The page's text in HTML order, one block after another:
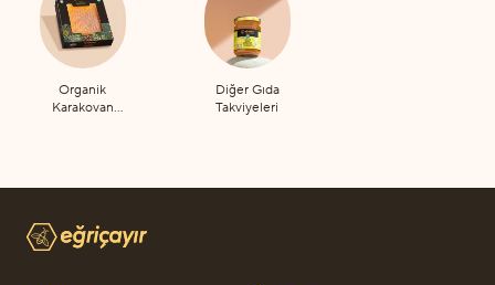
Organik
Karakovan
Diğer Gıda
Takviyeleri